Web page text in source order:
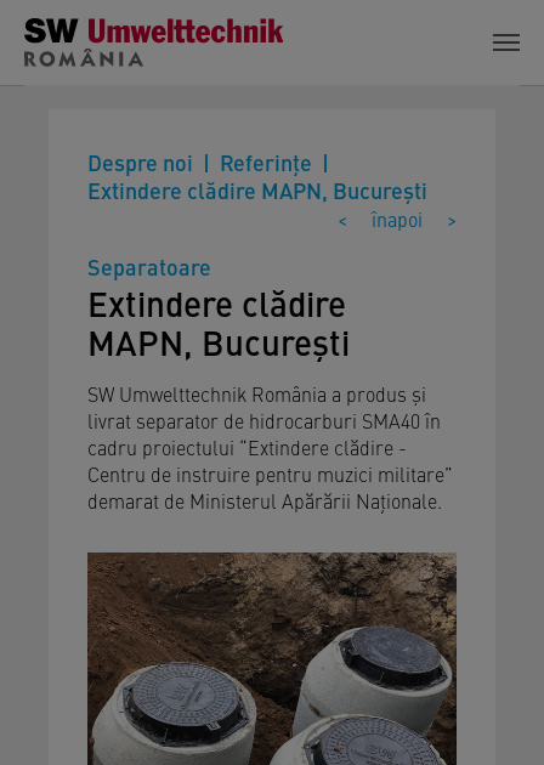
Skip to main content
Despre noi
Referinţe
Extindere clădire MAPN, București
< înapoi >
Separatoare
Extindere clădire
MAPN, București
SW Umwelttechnik România a produs și
livrat separator de hidrocarburi SMA40 în
cadru proiectului “Extindere clădire -
Centru de instruire pentru muzici militare”
demarat de Ministerul Apărării Naționale.